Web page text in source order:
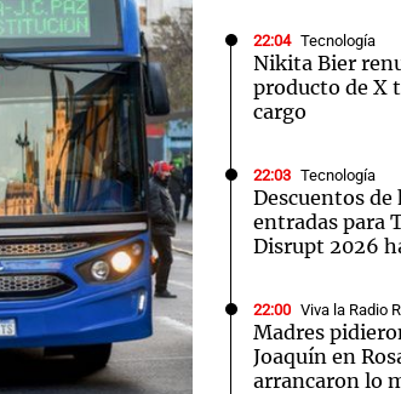
22:04 Tecnología
Nikita Bier
producto de X
cargo
22:03 Tecnología
Descuentos
entradas para
Disrupt 2026
22:00 Viva la Radio
Madres
Joaquín en
arrancaron lo
Notas
El huracán de Arequito Cadena 3